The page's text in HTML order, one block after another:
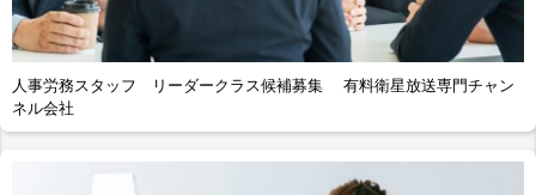
人事労務スタッフ リーダークラス候補募集 有料衛星放送専門チャン
ネル会社